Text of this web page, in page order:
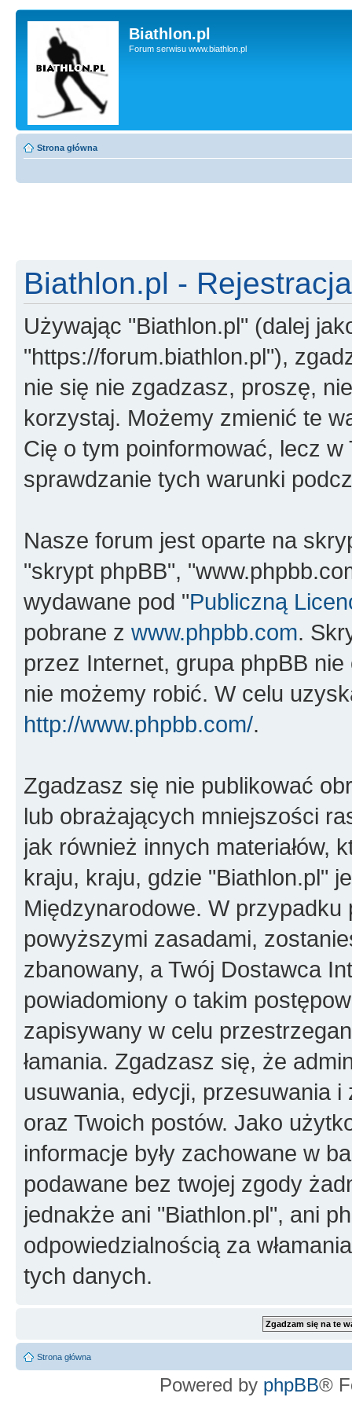
Biathlon.pl
Forum serwisu www.biathlon.pl
Strona główna
Biathlon.pl - Rejestracja
Używając "Biathlon.pl" (dalej
"https://forum.biathlon.pl"),
nie się nie zgadzasz, proszę,
korzystaj. Możemy zmienić te
Cię o tym poinformować, lecz
sprawdzanie tych warunki
Nasze forum jest oparte na
"skrypt phpBB",
wydawane pod "Publiczną
pobrane z www.phpbb.com.
przez Internet, grupa phpBB
nie możemy robić. W celu
http://www.phpbb.com/.
Zgadzasz się nie publikować
lub obrażających mniejszości
jak również innych materiałów,
kraju, kraju, gdzie "Biathlon.pl"
Międzynarodowe. W
powyższymi zasadami,
zbanowany, a Twój Dostawca
powiadomiony o takim
zapisywany w celu
łamania. Zgadzasz się, że
usuwania, edycji, przesuwania
oraz Twoich postów. Jako
informacje były zachowane w
podawane bez twojej zgody
jednakże ani "Biathlon.pl", ani
odpowiedzialnością za
tych danych.
Strona główna
Powered by phpBB®